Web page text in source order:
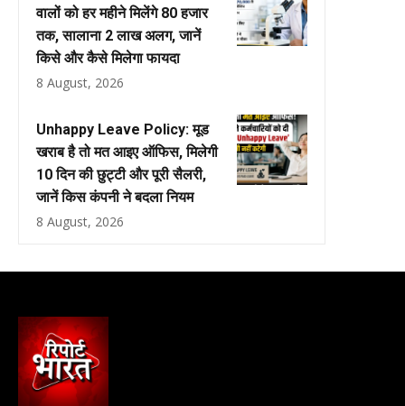
वालों को हर महीने मिलेंगे ₹80 हजार
तक, सालाना ₹2 लाख अलग, जानें
किसे और कैसे मिलेगा फायदा
8 August, 2026
Unhappy Leave Policy: मूड
खराब है तो मत आइए ऑफिस, मिलेगी
10 दिन की छुट्टी और पूरी सैलरी,
जानें किस कंपनी ने बदला नियम
8 August, 2026